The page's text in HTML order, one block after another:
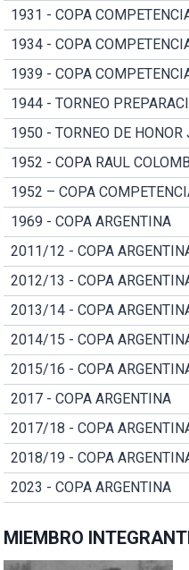
1931 - COPA
1934 - COPA
1939 - COPA
1944 - TORNEO
1950 - TORNEO DE HONOR
1952 - COPA RAUL
1952 – COPA
1969 - COPA ARGENTINA
2011/12 - COPA
2012/13 - COPA
2013/14 - COPA
2014/15 - COPA
2015/16 - COPA
2017 - COPA ARGENTINA
2017/18 - COPA
2018/19 - COPA
2023 - COPA ARGENTINA
MIEMBRO